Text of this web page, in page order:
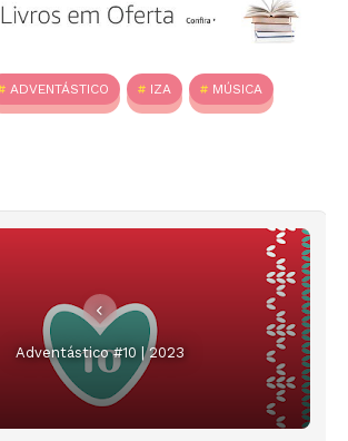
ADVENTÁSTICO IZA MÚSICA
Adventástico #10 | 2023